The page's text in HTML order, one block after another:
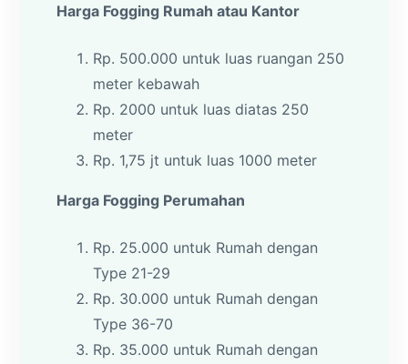
Harga Fogging Rumah atau Kantor
Rp. 500.000 untuk luas ruangan 250
meter kebawah
Rp. 2000 untuk luas diatas 250
meter
Rp. 1,75 jt untuk luas 1000 meter
Harga Fogging Perumahan
Rp. 25.000 untuk Rumah dengan
Type 21-29
Rp. 30.000 untuk Rumah dengan
Type 36-70
Rp. 35.000 untuk Rumah dengan